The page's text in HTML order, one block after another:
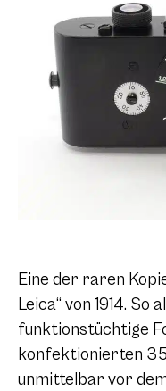
Eine der raren
Leica“ von 1914. So
funktionstüchtige
konfektionierten
unmittelbar vor